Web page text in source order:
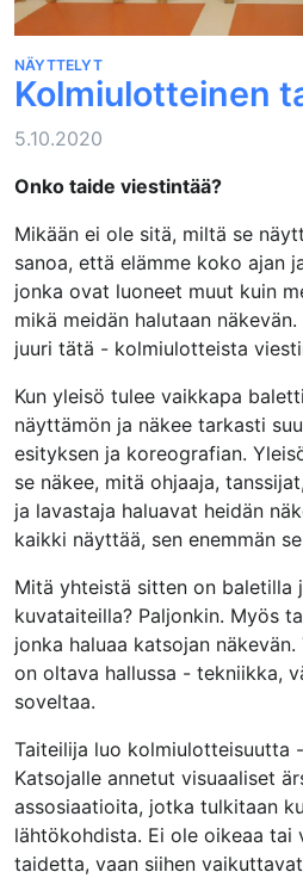
NÄYTTELYT
Kolmiulotteinen
5.10.2020
Onko taide viestintää?
Mikään ei ole sitä, miltä se
sanoa, että elämme koko ajan
jonka ovat luoneet muut kuin
mikä meidän halutaan
juuri tätä - kolmiulotteista
Kun yleisö tulee vaikkapa
näyttämön ja näkee tarkasti
esityksen ja koreografian.
se näkee, mitä ohjaaja,
ja lavastaja haluavat heidän
kaikki näyttää, sen enemmän
Mitä yhteistä sitten on baletilla
kuvataiteilla? Paljonkin. Myös
jonka haluaa katsojan
on oltava hallussa - tekniikka,
soveltaa.
Taiteilija luo kolmiulotteisuutta
Katsojalle annetut visuaaliset
assosiaatioita, jotka tulkitaan
lähtökohdista. Ei ole oikeaa tai
taidetta, vaan siihen